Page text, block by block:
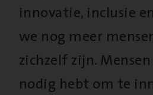
innovatie, inclusie
we nog meer
zichzelf zijn.
nodig hebt om te